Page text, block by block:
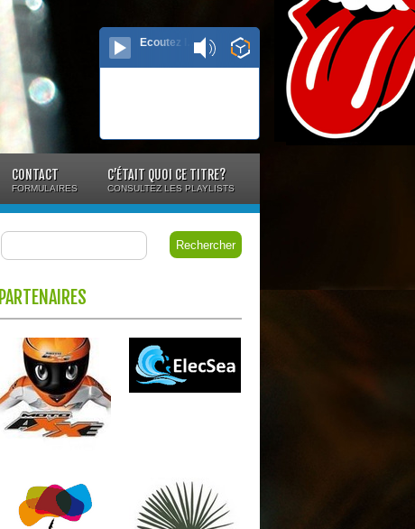
Ecoutez le direct...
CONTACT
FORMULAIRES
C’ÉTAIT QUOI CE TITRE?
CONSULTEZ LES PLAYLISTS
PARTENAIRES